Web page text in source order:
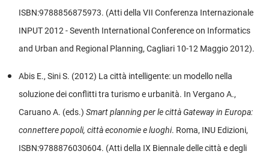
ISBN:9788856875973. (Atti della VII Conferenza Internazionale
INPUT 2012 - Seventh International Conference on Informatics
and Urban and Regional Planning, Cagliari 10-12 Maggio 2012).
Abis E., Sini S. (2012) La città intelligente: un modello nella
soluzione dei conflitti tra turismo e urbanità. In Vergano A.,
Caruano A. (eds.) Smart planning per le città Gateway in Europa:
connettere popoli, città economie e luoghi. Roma, INU Edizioni,
ISBN:9788876030604. (Atti della IX Biennale delle città e degli